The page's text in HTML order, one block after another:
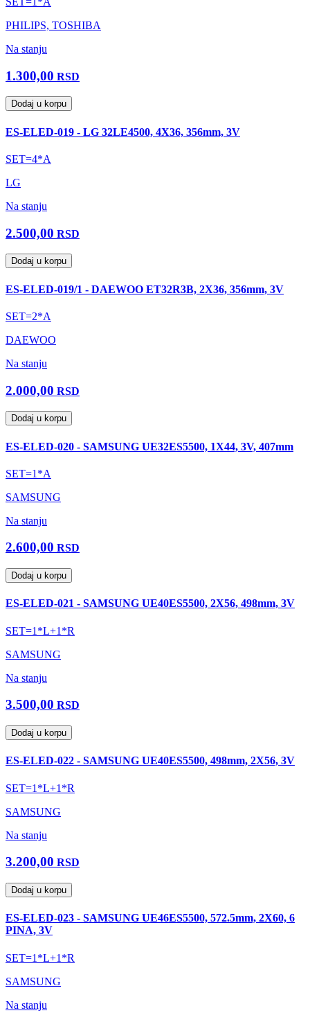
PHILIPS, TOSHIBA
Na stanju
1.300,00 RSD
Dodaj u korpu
ES-ELED-019 - LG 32LE4500, 4X36, 356mm, 3V
SET=4*A
LG
Na stanju
2.500,00 RSD
Dodaj u korpu
ES-ELED-019/1 - DAEWOO ET32R3B, 2X36, 356mm, 3V
SET=2*A
DAEWOO
Na stanju
2.000,00 RSD
Dodaj u korpu
ES-ELED-020 - SAMSUNG UE32ES5500, 1X44, 3V, 407mm
SET=1*A
SAMSUNG
Na stanju
2.600,00 RSD
Dodaj u korpu
ES-ELED-021 - SAMSUNG UE40ES5500, 2X56, 498mm, 3V
SET=1*L+1*R
SAMSUNG
Na stanju
3.500,00 RSD
Dodaj u korpu
ES-ELED-022 - SAMSUNG UE40ES5500, 498mm, 2X56, 3V
SET=1*L+1*R
SAMSUNG
Na stanju
3.200,00 RSD
Dodaj u korpu
ES-ELED-023 - SAMSUNG UE46ES5500, 572.5mm, 2X60, 6
PINA, 3V
SET=1*L+1*R
SAMSUNG
Na stanju